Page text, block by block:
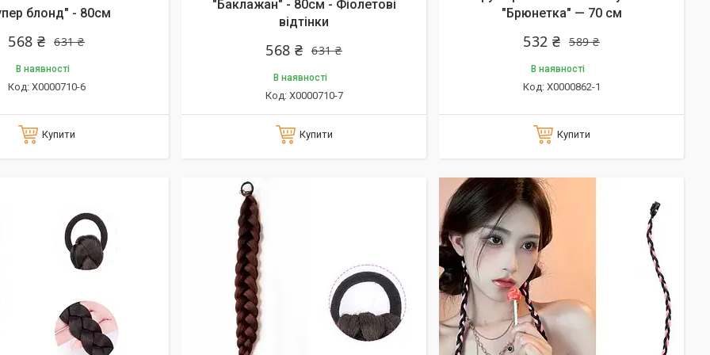
блонд" - 80см
631 ₴
568 ₴
В наявності
X0000710-6
Купити
"Баклажан" - 80см - Фіолетові
відтінки
631 ₴
568 ₴
В наявності
X0000710-7
Купити
"Брюнетка" — 70 см
589 ₴
532 ₴
В наявності
X0000862-1
Купити